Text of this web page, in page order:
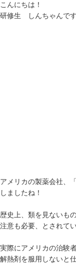
こんにちは！
研修生 しんちゃんで
アメリカの製薬会社、
しましたね！
歴史上、類を見ないも
注意も必要、とされて
実際にアメリカの治験
解熱剤を服用しないと